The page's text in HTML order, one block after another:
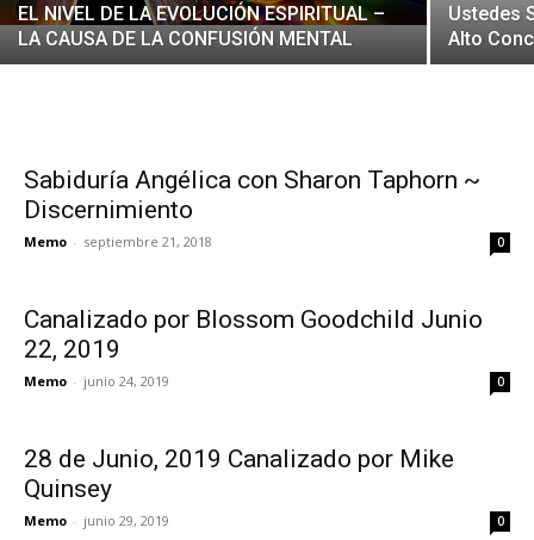
EL NIVEL DE LA EVOLUCIÓN ESPIRITUAL –
LA CAUSA DE LA CONFUSIÓN MENTAL
Ustedes
Alto
Sabiduría Angélica con Sharon Taphorn ~
Discernimiento
Memo - septiembre 21, 2018 0
Canalizado por Blossom Goodchild Junio
22, 2019
Memo - junio 24, 2019 0
28 de Junio, 2019 Canalizado por Mike
Quinsey
Memo - junio 29, 2019 0